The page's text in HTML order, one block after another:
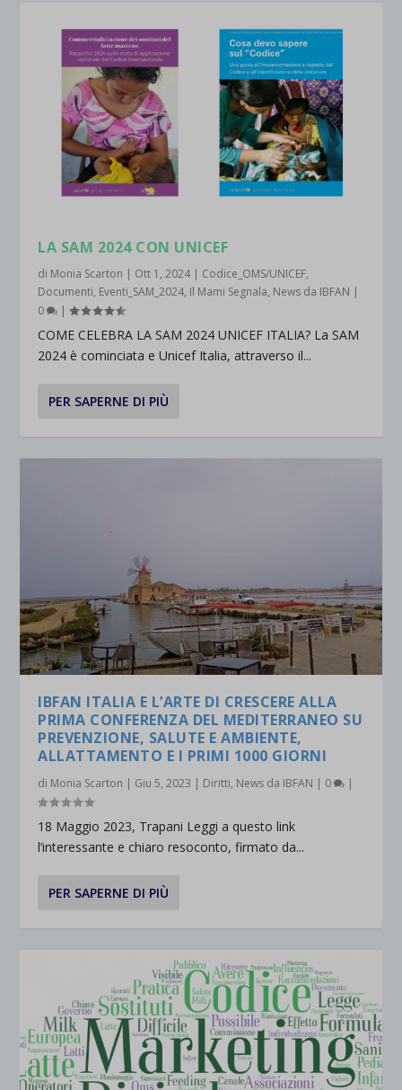
LA SAM 2024 CON UNICEF
di Monia Scarton | Ott 1, 2024 | Codice_OMS/UNICEF,
Documenti, Eventi_SAM_2024, Il Mami Segnala, News da IBFAN |
0
|
COME CELEBRA LA SAM 2024 UNICEF ITALIA? La SAM
2024 è cominciata e Unicef Italia, attraverso il...
PER SAPERNE DI PIÙ
IBFAN ITALIA E L’ARTE DI CRESCERE ALLA
PRIMA CONFERENZA DEL MEDITERRANEO SU
PREVENZIONE, SALUTE E AMBIENTE,
ALLATTAMENTO E I PRIMI 1000 GIORNI
di Monia Scarton | Giu 5, 2023 | Diritti, News da IBFAN | 0 |
18 Maggio 2023, Trapani Leggi a questo link
l’interessante e chiaro resoconto, firmato da...
PER SAPERNE DI PIÙ